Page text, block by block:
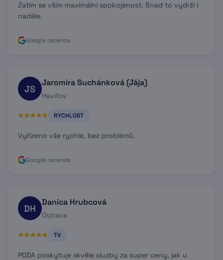
Zatím se vším maximální spokojenost. Snad to vydrží i
nadále.
Google recenze
JS
Jaromira Suchánková (Jája)
Havířov
RYCHLOST
Vyřízeno vše rychle, bez problémů.
Google recenze
DH
Danica Hrubcová
Ostrava
TV
PODA poskytuje skvěle sluzby za super ceny, jak u